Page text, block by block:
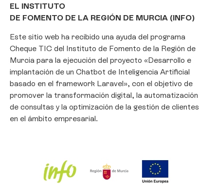
EL INSTITUTO
DE FOMENTO DE LA REGIÓN DE MURCIA (INFO)
Este sitio web ha recibido una ayuda del programa
Cheque TIC del Instituto de Fomento de la Región de
Murcia para la ejecución del proyecto «Desarrollo e
implantación de un Chatbot de Inteligencia Artificial
basado en el framework Laravel», con el objetivo de
promover la transformación digital, la automatización
de consultas y la optimización de la gestión de clientes
en el ámbito empresarial.